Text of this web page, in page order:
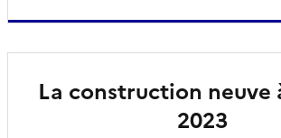
La construction neuve
2023